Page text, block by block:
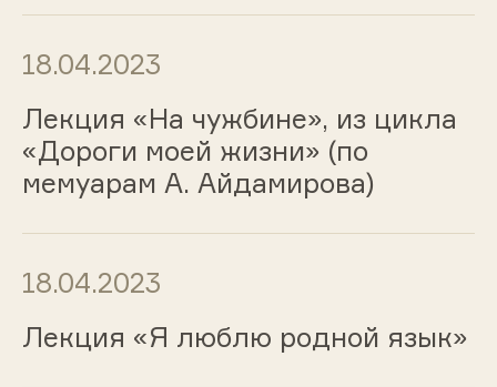
18.04.2023
Лекция «На чужбине», из цикла
«Дороги моей жизни» (по
мемуарам А. Айдамирова)
18.04.2023
Лекция «Я люблю родной язык»